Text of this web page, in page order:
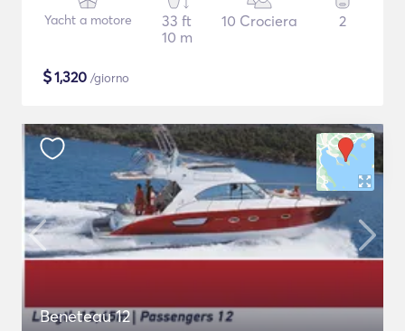
Yacht a motore
33 ft
10 m
10 Crociera 2
$1,320 /giorno
Beneteau 12